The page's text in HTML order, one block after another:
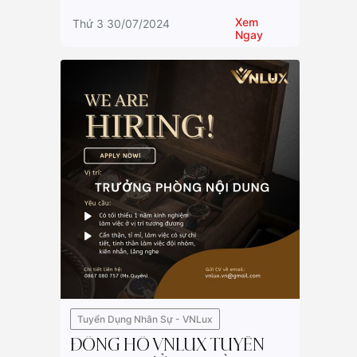
Thứ 3 30/07/2024
Xem
Ngay
Tuyển Dụng Nhân Sự - VNLux
ĐỒNG HỒ VNLUX TUYỂN